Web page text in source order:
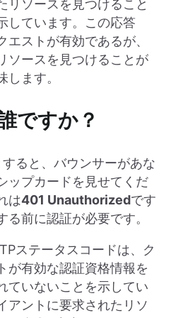
リソースを見つけること
しています。この応答
ストが有効であるが、
ソースを見つけることが
ます。
ですか？
ると、バウンサーがあな
ップカードを見せてくだ
は401 Unauthorizedです
前に認証が必要です。
ステータスコードは、ク
が有効な認証資格情報を
ていないことを示してい
アントに要求されたリソ